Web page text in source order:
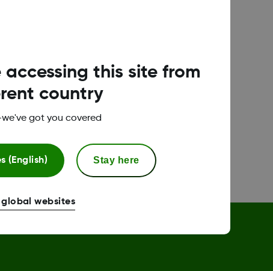
this site from
country
got you covered
(English) Stay here
global websites